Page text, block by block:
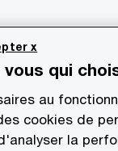
vous qui
au
cookies de
la
x